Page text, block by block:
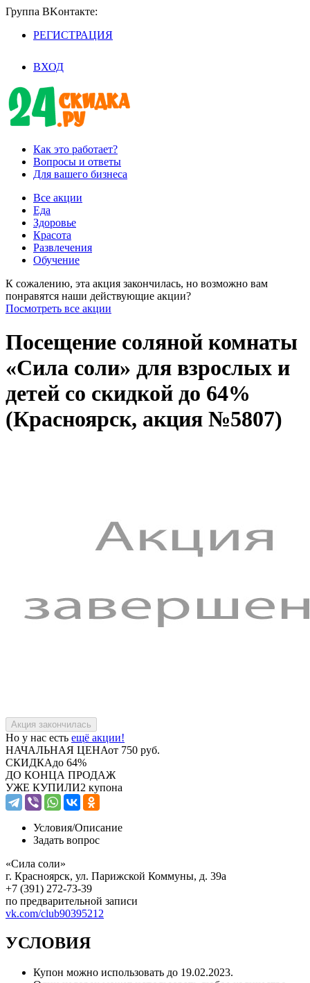
Группа BKoнтaктe:
РЕГИСТРАЦИЯ
ВХОД
Как это работает?
Вопросы и ответы
Для вашего бизнеса
Все акции
Еда
Здоровье
Красота
Развлечения
Обучение
К сожалению, эта акция закончилась, но возможно вам
понравятся наши действующие акции?
Посмотреть все акции
Посещение соляной комнаты
«Сила соли» для взрослых и
детей со скидкой до 64%
(Красноярск, акция №5807)
Но у нас есть ещё акции!
НАЧАЛЬНАЯ ЦЕНАот 750 руб.
СКИДКАдо 64%
ДО КОНЦА ПРОДАЖ
УЖЕ КУПИЛИ2 купона
Условия/Описание
Задать вопрос
«Сила соли»
г. Красноярск, ул. Парижской Коммуны, д. 39а
+7 (391) 272-73-39
по предварительной записи
vk.com/club90395212
УСЛОВИЯ
Купон можно использовать до 19.02.2023.